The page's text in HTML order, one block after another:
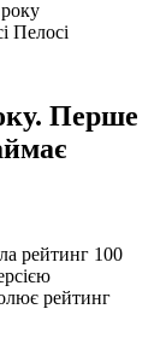
Пелосі
Перше
рейтинг 100
рейтинг